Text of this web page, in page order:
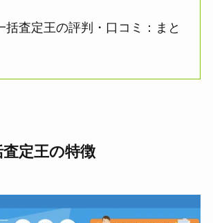
括査定王の評判・口コミ：まと
査定王の特徴